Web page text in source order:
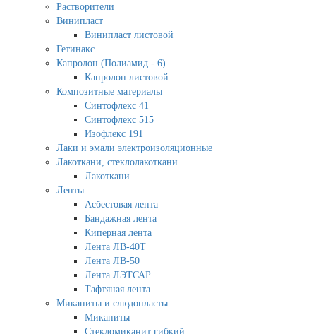
Растворители
Винипласт
Винипласт листовой
Гетинакс
Капролон (Полиамид - 6)
Капролон листовой
Композитные материалы
Синтофлекс 41
Синтофлекс 515
Изофлекс 191
Лаки и эмали электроизоляционные
Лакоткани, стеклолакоткани
Лакоткани
Ленты
Асбестовая лента
Бандажная лента
Киперная лента
Лента ЛВ-40Т
Лента ЛВ-50
Лента ЛЭТСАР
Тафтяная лента
Миканиты и слюдопласты
Миканиты
Стекломиканит гибкий